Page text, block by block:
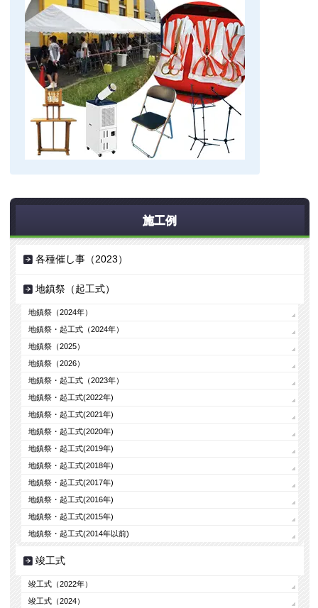
施工例
各種催し事（2023）
地鎮祭（起工式）
地鎮祭（2024年）
地鎮祭・起工式（2024年）
地鎮祭（2025）
地鎮祭（2026）
地鎮祭・起工式（2023年）
地鎮祭・起工式(2022年)
地鎮祭・起工式(2021年)
地鎮祭・起工式(2020年)
地鎮祭・起工式(2019年)
地鎮祭・起工式(2018年)
地鎮祭・起工式(2017年)
地鎮祭・起工式(2016年)
地鎮祭・起工式(2015年)
地鎮祭・起工式(2014年以前)
竣工式
竣工式（2022年）
竣工式（2024）